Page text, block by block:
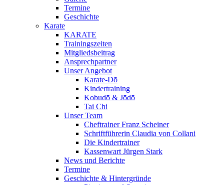
Termine
Geschichte
Karate
KARATE
Trainingszeiten
Mitgliedsbeitrag
Ansprechpartner
Unser Angebot
Karate-Dō
Kindertraining
Kobudō & Jōdō
Tai Chi
Unser Team
Cheftrainer Franz Scheiner
Schriftführerin Claudia von Collani
Die Kindertrainer
Kassenwart Jürgen Stark
News und Berichte
Termine
Geschichte & Hintergründe